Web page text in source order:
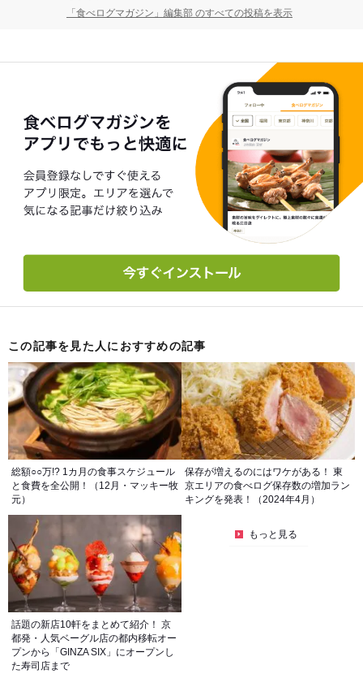
「食べログマガジン」編集部 のすべての投稿を表示
この記事を見た人におすすめの記事
総額○○万!? 1カ月の食事スケジュール
と食費を全公開！（12月・マッキー牧
元）
保存が増えるのにはワケがある！ 東
京エリアの食べログ保存数の増加ラン
キングを発表！（2024年4月）
話題の新店10軒をまとめて紹介！ 京
都発・人気ベーグル店の都内移転オー
プンから「GINZA SIX」にオープンし
た寿司店まで
もっと見る